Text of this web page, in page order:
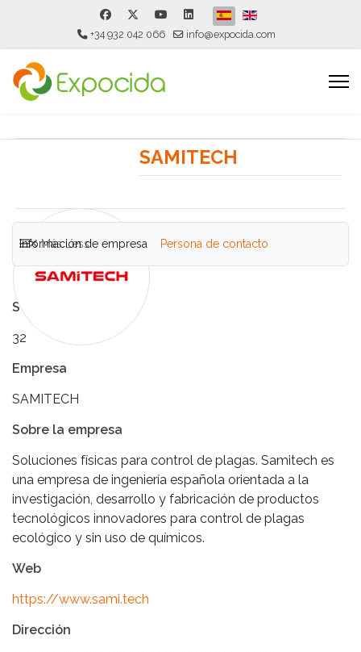
Seleccione su idioma
+34 932 042 066 info@expocida.com
SAMITECH
Información de empresa Persona de contacto
Más Less
Stand
32
Empresa
SAMITECH
Sobre la empresa
Soluciones físicas para control de plagas. Samitech es
una empresa de ingeniería española orientada a la
investigación, desarrollo y fabricación de productos
tecnológicos innovadores para control de plagas
ecológico y sin uso de químicos.
Web
https://www.sami.tech
Dirección